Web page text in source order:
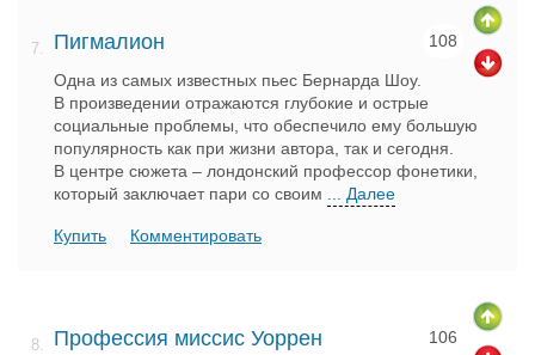
7. Пигмалион 108
Одна из самых известных пьес Бернарда Шоу.
В произведении отражаются глубокие и острые
социальные проблемы, что обеспечило ему большую
популярность как при жизни автора, так и сегодня.
В центре сюжета – лондонский профессор фонетики,
который заключает пари со своим
... Далее
Купить Комментировать
8. Профессия миссис Уоррен 106